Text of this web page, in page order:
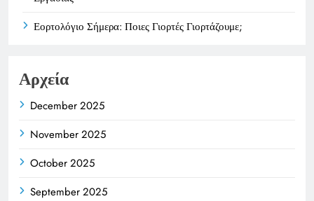
Εορτολόγιο Σήμερα: Ποιες Γιορτές Γιορτάζουμε;
Αρχεία
December 2025
November 2025
October 2025
September 2025